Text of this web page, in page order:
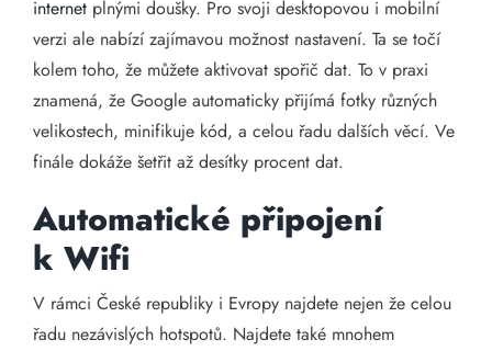
internet plnými doušky. Pro svoji desktopovou i mobilní
verzi ale nabízí zajímavou možnost nastavení. Ta se točí
kolem toho, že můžete aktivovat spořič dat. To v praxi
znamená, že Google automaticky přijímá fotky různých
velikostech, minifikuje kód, a celou řadu dalších věcí. Ve
finále dokáže šetřit až desítky procent dat.
Automatické připojení
k Wifi
V rámci České republiky i Evropy najdete nejen že celou
řadu nezávislých hotspotů. Najdete také mnohem